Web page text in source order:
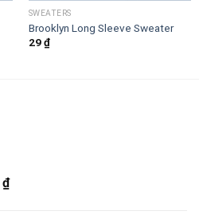
SWEATERS
Brooklyn Long Sleeve Sweater
29₫
₫Khoảng